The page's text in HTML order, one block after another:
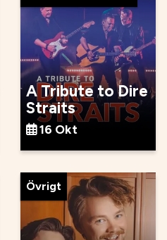
A Tribute to Dire
Straits
16 Okt
Övrigt